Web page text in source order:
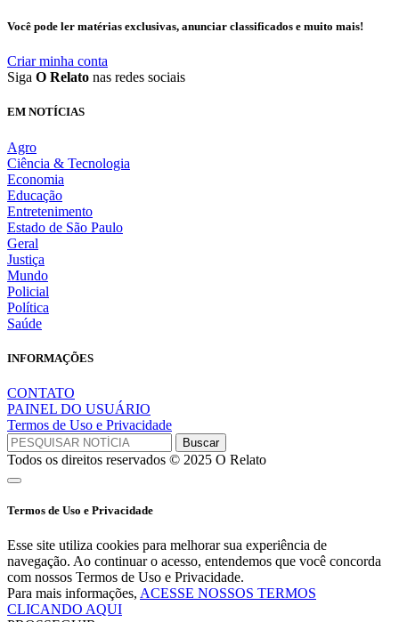
Você pode ler matérias exclusivas, anunciar classificados e muito mais!
Criar minha conta
Siga O Relato nas redes sociais
EM NOTÍCIAS
Agro
Ciência & Tecnologia
Economia
Educação
Entretenimento
Estado de São Paulo
Geral
Justiça
Mundo
Policial
Política
Saúde
INFORMAÇÕES
CONTATO
PAINEL DO USUÁRIO
Termos de Uso e Privacidade
Todos os direitos reservados © 2025 O Relato
Termos de Uso e Privacidade
Esse site utiliza cookies para melhorar sua experiência de
navegação. Ao continuar o acesso, entendemos que você concorda
com nossos Termos de Uso e Privacidade.
Para mais informações, ACESSE NOSSOS TERMOS
CLICANDO AQUI